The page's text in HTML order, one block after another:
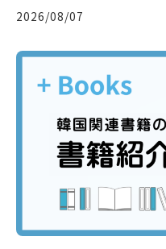
2026/08/07